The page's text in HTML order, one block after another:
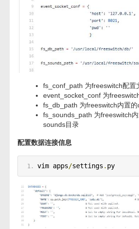
fs_conf_path 为freeswitch配置
event_socket_conf 为
fs_db_path 为freeswitch内置
fs_sounds_path 为freeswitch
sounds目录
配置数据连接信息
vim apps/settings . py